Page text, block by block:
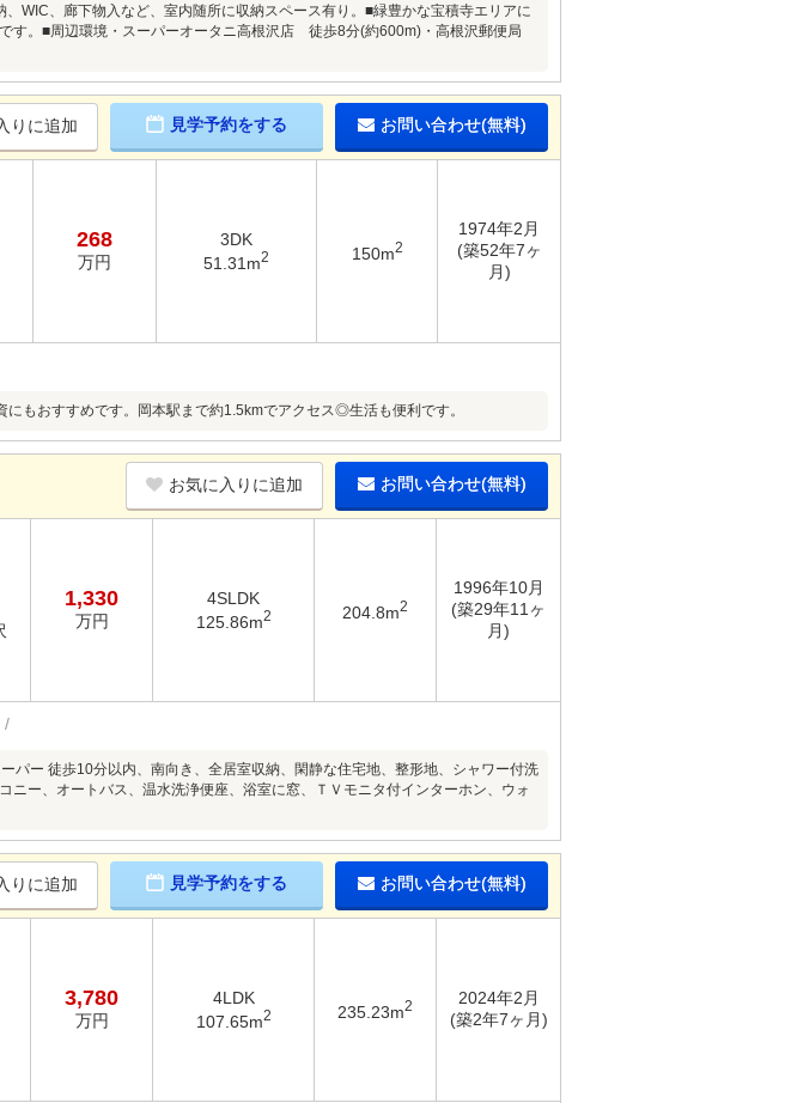
WIC、廊下物入など、室内随所に収納スペース有り。■緑豊かな宝積寺エリアに
す。■周辺環境・スーパーオータニ高根沢店 徒歩8分(約600m)・高根沢郵便局
りに追加 見学予約をする お問い合わせ(無料)
268
万円
3DK
51.31m2 150m2
1974年2月
(築52年7ヶ
月)
もおすすめです。岡本駅まで約1.5kmでアクセス◎生活も便利です。
お気に入りに追加 お問い合わせ(無料)
1,330
万円
4SLDK
125.86m2 204.8m2
1996年10月
(築29年11ヶ
月)
パー 徒歩10分以内、南向き、全居室収納、閑静な住宅地、整形地、シャワー付洗
ー、オートバス、温水洗浄便座、浴室に窓、ＴＶモニタ付インターホン、ウォ
りに追加 見学予約をする お問い合わせ(無料)
3,780
万円
4LDK
107.65m2 235.23m2
2024年2月
(築2年7ヶ月)